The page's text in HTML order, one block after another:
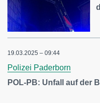
19.03.2025 – 09:44
Polizei Paderborn
POL-PB: Unfall auf der